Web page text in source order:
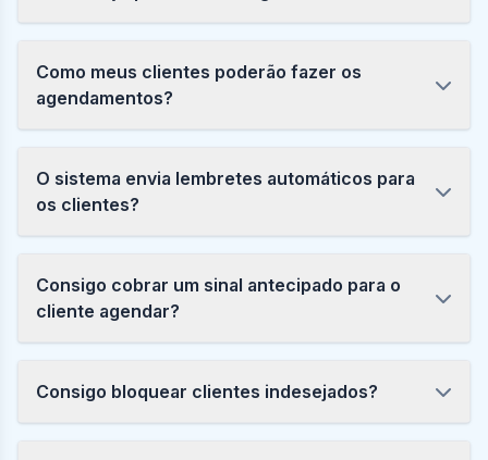
Como meus clientes poderão fazer os
agendamentos?
O sistema envia lembretes automáticos para
os clientes?
Consigo cobrar um sinal antecipado para o
cliente agendar?
Consigo bloquear clientes indesejados?